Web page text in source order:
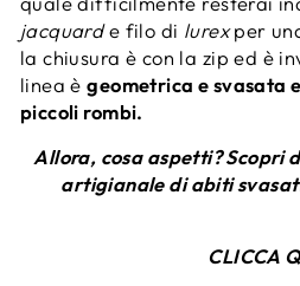
jacquarde filo di lurexper
la chiusura è con la zip ed è
linea ègeometrica e svasata
piccoli rombi.
Allora, cosa aspetti? Scopri
artigianale di abiti
CLICCA